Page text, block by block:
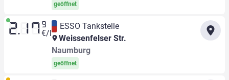
geöffnet
2.17 9
€/l
ESSO Tankstelle
Weissenfelser Str.
Naumburg
geöffnet